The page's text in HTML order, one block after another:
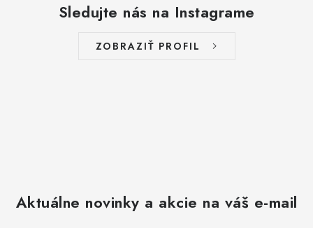
Sledujte nás na Instagrame
ZOBRAZIŤ PROFIL
Aktuálne novinky a akcie na váš e-mail